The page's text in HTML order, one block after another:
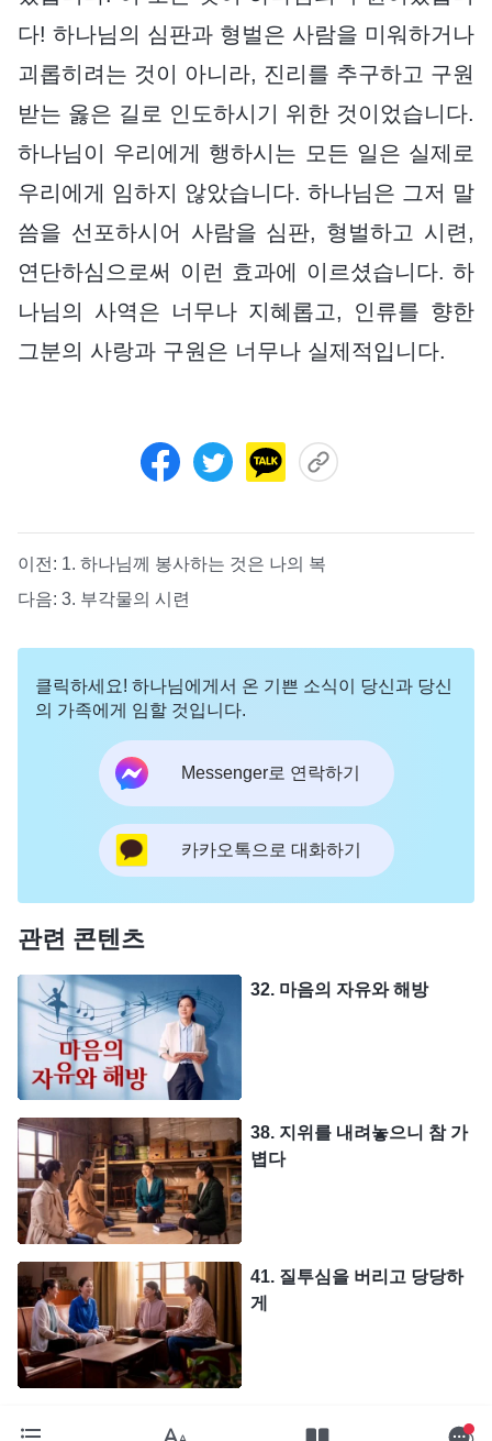
다! 하나님의 심판과 형벌은 사람을 미워하거나
괴롭히려는 것이 아니라, 진리를 추구하고 구원
받는 옳은 길로 인도하시기 위한 것이었습니다.
하나님이 우리에게 행하시는 모든 일은 실제로
우리에게 임하지 않았습니다. 하나님은 그저 말
씀을 선포하시어 사람을 심판, 형벌하고 시련,
연단하심으로써 이런 효과에 이르셨습니다. 하
나님의 사역은 너무나 지혜롭고, 인류를 향한
그분의 사랑과 구원은 너무나 실제적입니다.
이전: 1. 하나님께 봉사하는 것은 나의 복
다음: 3. 부각물의 시련
클릭하세요! 하나님에게서 온 기쁜 소식이 당신과 당신
의 가족에게 임할 것입니다.
Messenger로 연락하기
카카오톡으로 대화하기
관련 콘텐츠
32. 마음의 자유와 해방
38. 지위를 내려놓으니 참 가
볍다
41. 질투심을 버리고 당당하
게